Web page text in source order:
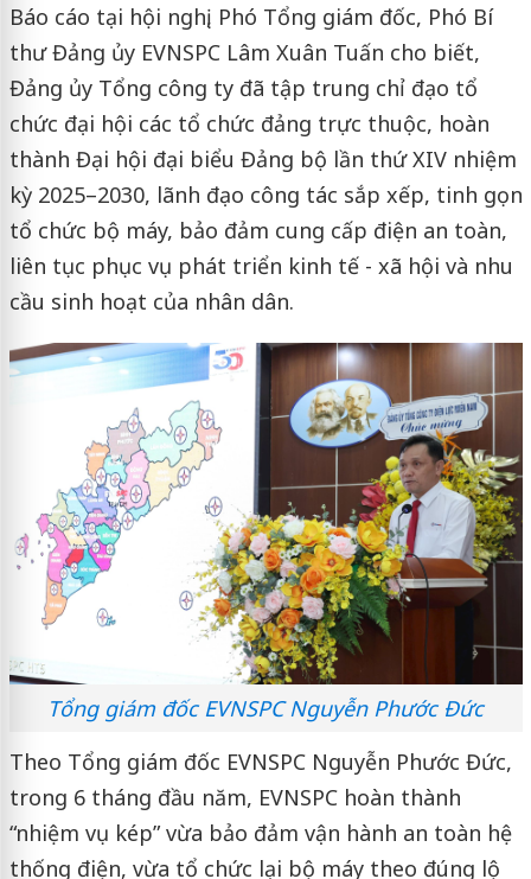
Báo cáo tại hội nghị, Phó Tổng giám đốc, Phó Bí
thư Đảng ủy EVNSPC Lâm Xuân Tuấn cho biết,
Đảng ủy Tổng công ty đã tập trung chỉ đạo tổ
chức đại hội các tổ chức đảng trực thuộc, hoàn
thành Đại hội đại biểu Đảng bộ lần thứ XIV nhiệm
kỳ 2025–2030, lãnh đạo công tác sắp xếp, tinh gọn
tổ chức bộ máy, bảo đảm cung cấp điện an toàn,
liên tục phục vụ phát triển kinh tế - xã hội và nhu
cầu sinh hoạt của nhân dân.
Tổng giám đốc EVNSPC Nguyễn Phước Đức
Theo Tổng giám đốc EVNSPC Nguyễn Phước Đức,
trong 6 tháng đầu năm, EVNSPC hoàn thành
“nhiệm vụ kép” vừa bảo đảm vận hành an toàn hệ
thống điện, vừa tổ chức lại bộ máy theo đúng lộ